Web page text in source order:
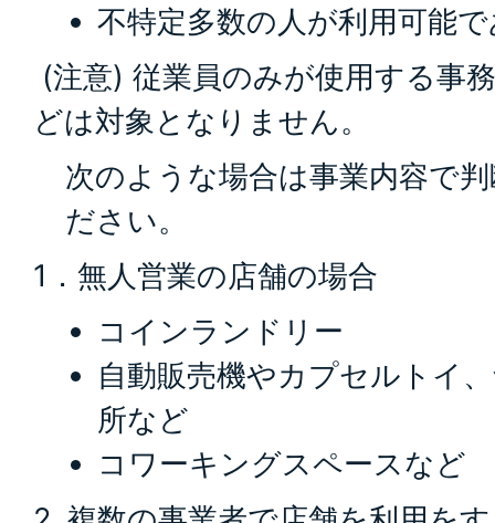
不特定多数の人が利用可能
(注意) 従業員のみが使用する事
どは対象となりません。
次のような場合は事業内容で
ださい。
1．無人営業の店舗の場合
コインランドリー
自動販売機やカプセルトイ
所など
コワーキングスペースなど